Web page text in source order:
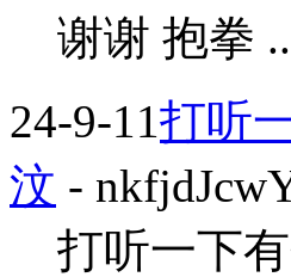
谢谢 抱拳
24-9-11打听
汶 -
打听一下